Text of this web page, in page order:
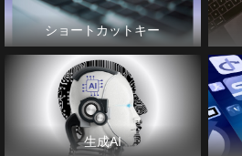
ショートカットキー
生成AI